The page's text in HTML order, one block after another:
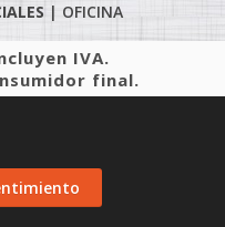
| OFICINA
IVA.
final.